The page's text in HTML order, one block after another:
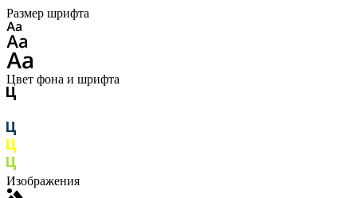
Размер шрифта
Цвет фона и шрифта
Изображения